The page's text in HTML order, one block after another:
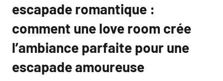
escapade romantique :
comment une love room crée
l’ambiance parfaite pour une
escapade amoureuse